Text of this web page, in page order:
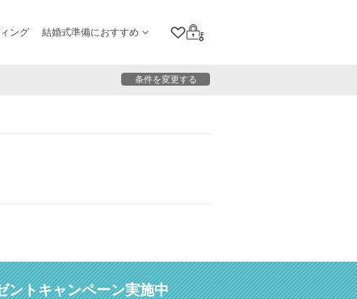
ング 結婚式準備におすすめ
クリップリスト
ログイン
条件を変更する
ントキャンペーン実施中